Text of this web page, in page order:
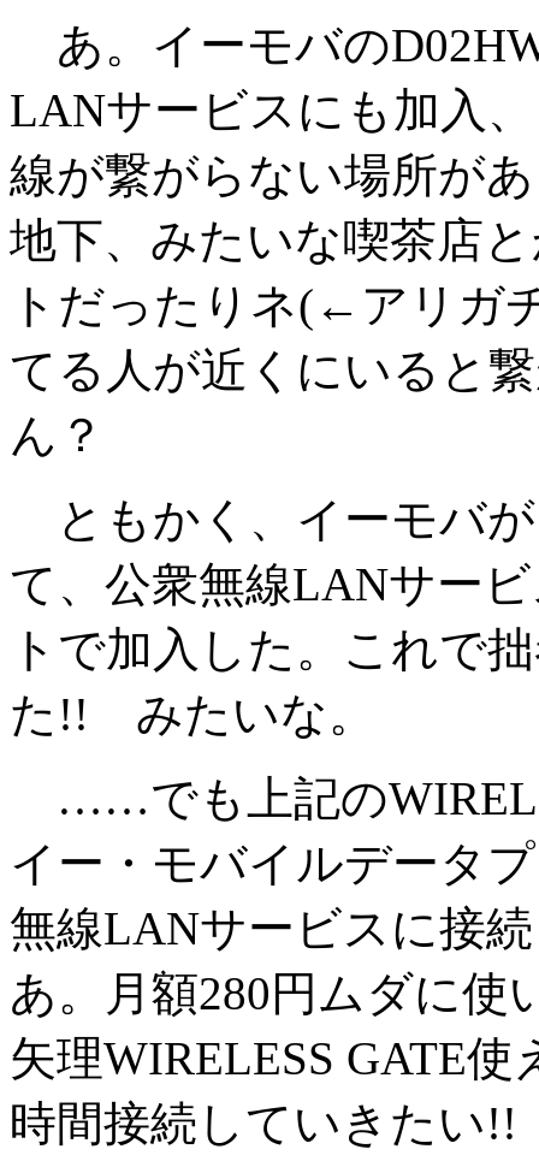
あ。イーモバの
LANサービスにも加入
線が繋がらない場所が
地下、みたいな喫茶店
トだったりネ(←アリガ
てる人が近くにいると
ん？
ともかく、イーモバ
て、公衆無線LANサー
トで加入した。これで
た!! みたいな。
……でも上記の
イー・モバイルデータ
無線LANサービスに接
あ。月額280円ムダに
矢理WIRELESS GATE
時間接続していきたい